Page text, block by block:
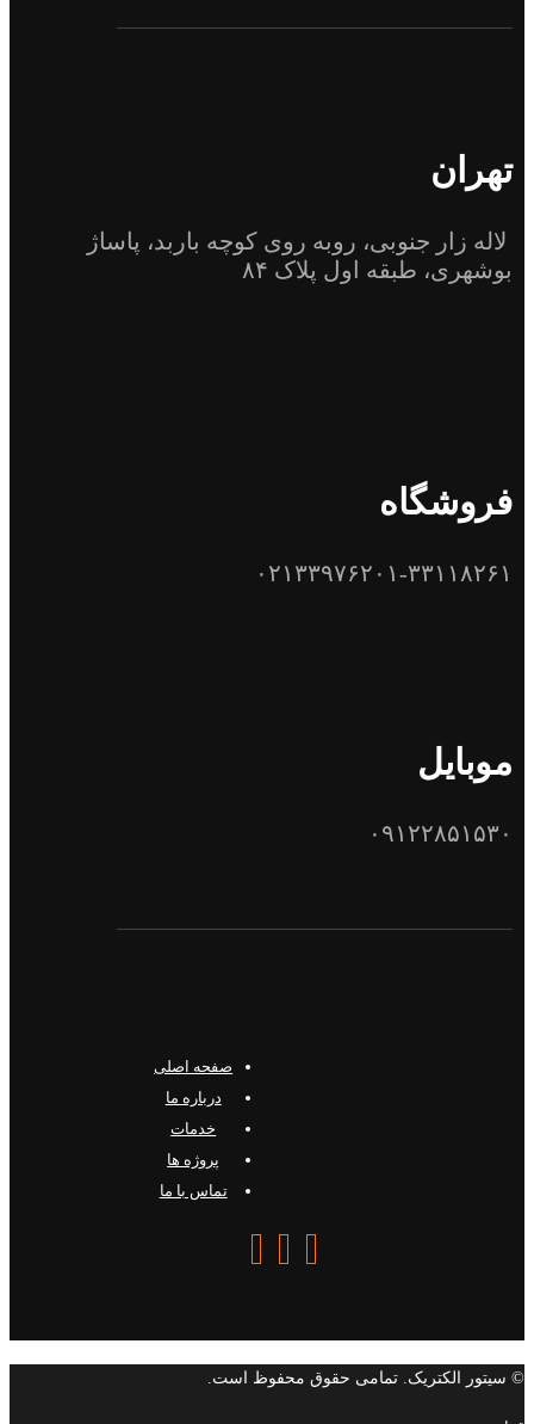
تهران
لاله زار جنوبی، روبه روی کوچه باربد، پاساژ
بوشهری، طبقه اول پلاک ۸۴
فروشگاه
۰۲۱۳۳۹۷۶۲۰۱-۳۳۱۱۸۲۶۱
موبایل
۰۹۱۲۲۸۵۱۵۳۰
صفحه اصلی
درباره ما
خدمات
پروژه ها
تماس با ما
© سیتور الکتریک. تمامی حقوق محفوظ است.